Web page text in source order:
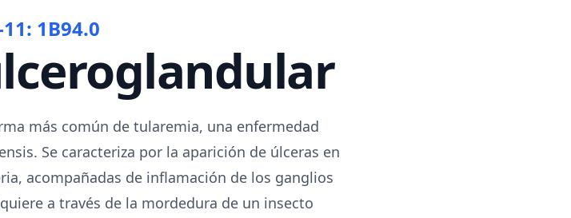
11: 1B94.0
más común de tularemia, una enfermedad
Se caracteriza por la aparición de úlceras en
acompañadas de inflamación de los ganglios
a través de la mordedura de un insecto